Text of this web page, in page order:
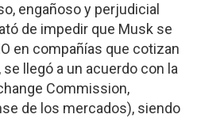
engañoso y perjudicial
de impedir que Musk se
en compañías que cotizan
llegó a un acuerdo con la
Commission,
de los mercados), siendo